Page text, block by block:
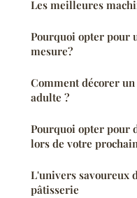
Pourquoi opter pour
mesure?
Comment décorer
adulte ?
Pourquoi opter pour
lors de votre
L'univers savoureux
pâtisserie